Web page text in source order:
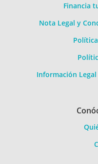
Financia
Nota Legal y
Información